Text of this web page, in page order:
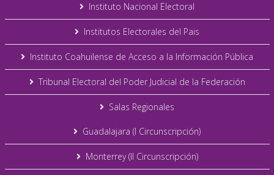
Instituto Nacional Electoral
Institutos Electorales del Pais
Instituto Coahuilense de Acceso a la Información Pública
Tribunal Electoral del Poder Judicial de la Federación
Salas Regionales
Guadalajara (I Circunscripción)
Monterrey (II Circunscripción)